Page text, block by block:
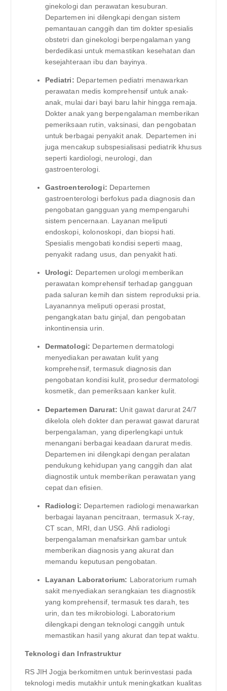
ginekologi dan perawatan kesuburan.
Departemen ini dilengkapi dengan sistem
pemantauan canggih dan tim dokter spesialis
obstetri dan ginekologi berpengalaman yang
berdedikasi untuk memastikan kesehatan dan
kesejahteraan ibu dan bayinya.
Pediatri: Departemen pediatri menawarkan
perawatan medis komprehensif untuk anak-
anak, mulai dari bayi baru lahir hingga remaja.
Dokter anak yang berpengalaman memberikan
pemeriksaan rutin, vaksinasi, dan pengobatan
untuk berbagai penyakit anak. Departemen ini
juga mencakup subspesialisasi pediatrik khusus
seperti kardiologi, neurologi, dan
gastroenterologi.
Gastroenterologi: Departemen
gastroenterologi berfokus pada diagnosis dan
pengobatan gangguan yang mempengaruhi
sistem pencernaan. Layanan meliputi
endoskopi, kolonoskopi, dan biopsi hati.
Spesialis mengobati kondisi seperti maag,
penyakit radang usus, dan penyakit hati.
Urologi: Departemen urologi memberikan
perawatan komprehensif terhadap gangguan
pada saluran kemih dan sistem reproduksi pria.
Layanannya meliputi operasi prostat,
pengangkatan batu ginjal, dan pengobatan
inkontinensia urin.
Dermatologi: Departemen dermatologi
menyediakan perawatan kulit yang
komprehensif, termasuk diagnosis dan
pengobatan kondisi kulit, prosedur dermatologi
kosmetik, dan pemeriksaan kanker kulit.
Departemen Darurat: Unit gawat darurat 24/7
dikelola oleh dokter dan perawat gawat darurat
berpengalaman, yang diperlengkapi untuk
menangani berbagai keadaan darurat medis.
Departemen ini dilengkapi dengan peralatan
pendukung kehidupan yang canggih dan alat
diagnostik untuk memberikan perawatan yang
cepat dan efisien.
Radiologi: Departemen radiologi menawarkan
berbagai layanan pencitraan, termasuk X-ray,
CT scan, MRI, dan USG. Ahli radiologi
berpengalaman menafsirkan gambar untuk
memberikan diagnosis yang akurat dan
memandu keputusan pengobatan.
Layanan Laboratorium: Laboratorium rumah
sakit menyediakan serangkaian tes diagnostik
yang komprehensif, termasuk tes darah, tes
urin, dan tes mikrobiologi. Laboratorium
dilengkapi dengan teknologi canggih untuk
memastikan hasil yang akurat dan tepat waktu.
Teknologi dan Infrastruktur
RS JIH Jogja berkomitmen untuk berinvestasi pada
teknologi medis mutakhir untuk meningkatkan kualitas